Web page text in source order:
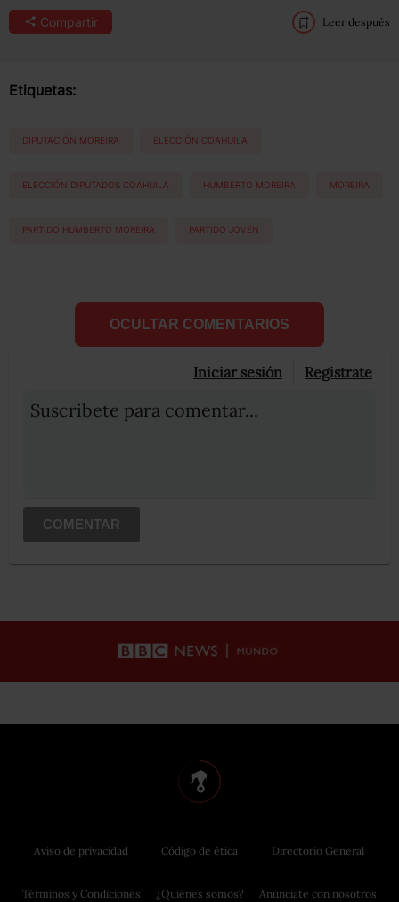
Compartir Leer después
Etiquetas:
DIPUTACIÓN MOREIRA ELECCIÓN COAHUILA
ELECCIÓN DIPUTADOS COAHUILA HUMBERTO MOREIRA MOREIRA
PARTIDO HUMBERTO MOREIRA PARTIDO JOVEN
OCULTAR COMENTARIOS
Iniciar sesión Registrate
Suscribete para comentar...
COMENTAR
Aviso de privacidad
Términos y Condiciones
Código de ética
¿Quiénes somos?
Directorio General
Anúnciate con nosotros